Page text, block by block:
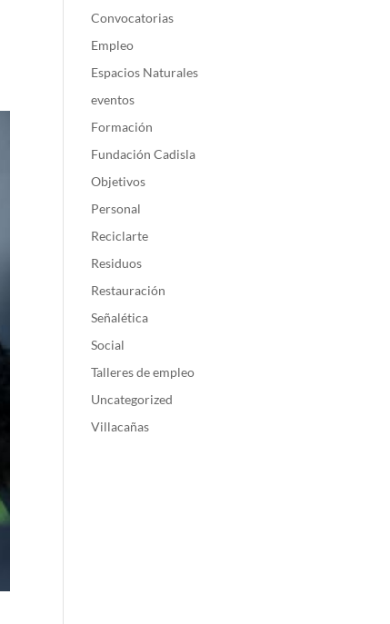
Convocatorias
Empleo
Espacios Naturales
eventos
Formación
Fundación Cadisla
Objetivos
Personal
Reciclarte
Residuos
Restauración
Señalética
Social
Talleres de empleo
Uncategorized
Villacañas